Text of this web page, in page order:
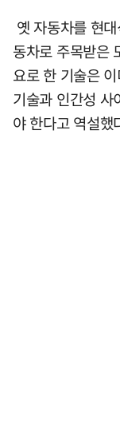
옛 자동차를 현
동차로 주목받은
요로 한 기술은
기술과 인간성 사
야 한다고 역설했